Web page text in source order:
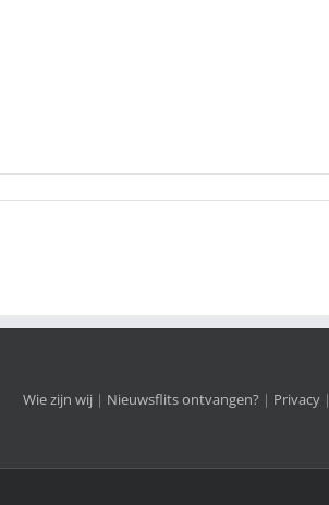
Wie zijn wij | Nieuwsflits ontvangen? | Privacy|